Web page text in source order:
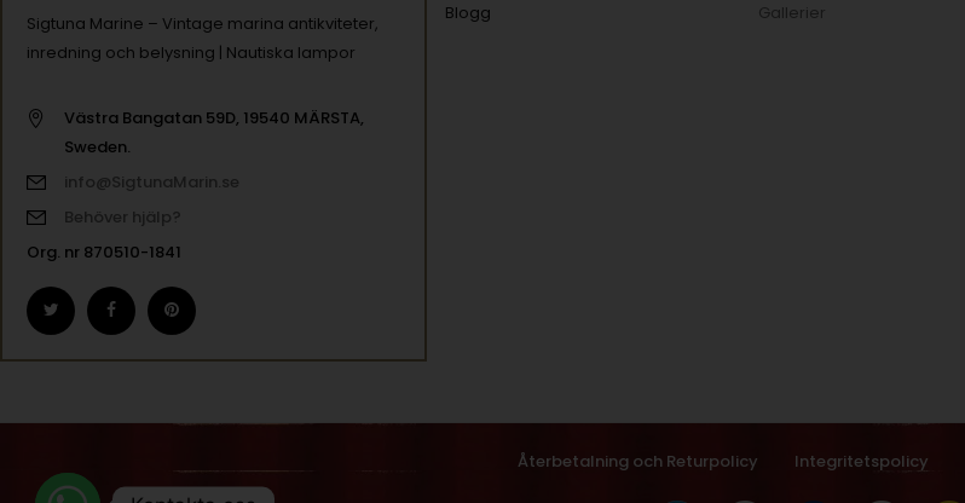
Sigtuna Marine – Vintage marina antikviteter,
inredning och belysning | Nautiska lampor
Västra Bangatan 59D, 19540 MÄRSTA,
Sweden.
info@SigtunaMarin.se
Behöver hjälp?
Org. nr 870510-1841
Blogg
Gallerier
Återbetalning och Returpolicy Integritetspolicy